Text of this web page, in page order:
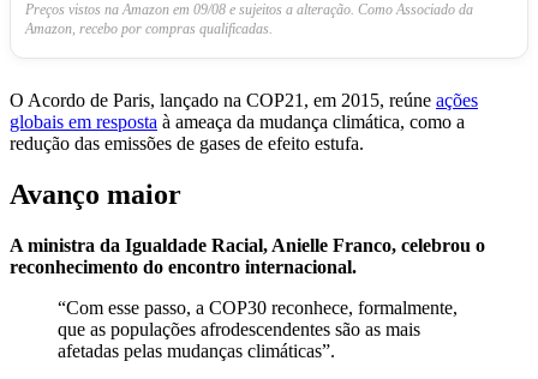
Preços vistos na Amazon em 09/08 e sujeitos a alteração. Como Associado da
Amazon, recebo por compras qualificadas.
O Acordo de Paris, lançado na COP21, em 2015, reúne ações
globais em resposta à ameaça da mudança climática, como a
redução das emissões de gases de efeito estufa.
Avanço maior
A ministra da Igualdade Racial, Anielle Franco, celebrou o
reconhecimento do encontro internacional.
“Com esse passo, a COP30 reconhece, formalmente,
que as populações afrodescendentes são as mais
afetadas pelas mudanças climáticas”.